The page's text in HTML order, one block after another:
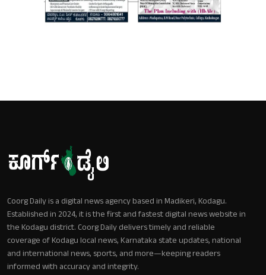
Coorg Daily is a digital news agency based in Madikeri, Kodagu.
Established in 2024, it is the first and fastest digital news website in
the Kodagu district. Coorg Daily delivers timely and reliable
coverage of Kodagu local news, Karnataka state updates, national
and international news, sports, and more—keeping readers
informed with accuracy and integrity.